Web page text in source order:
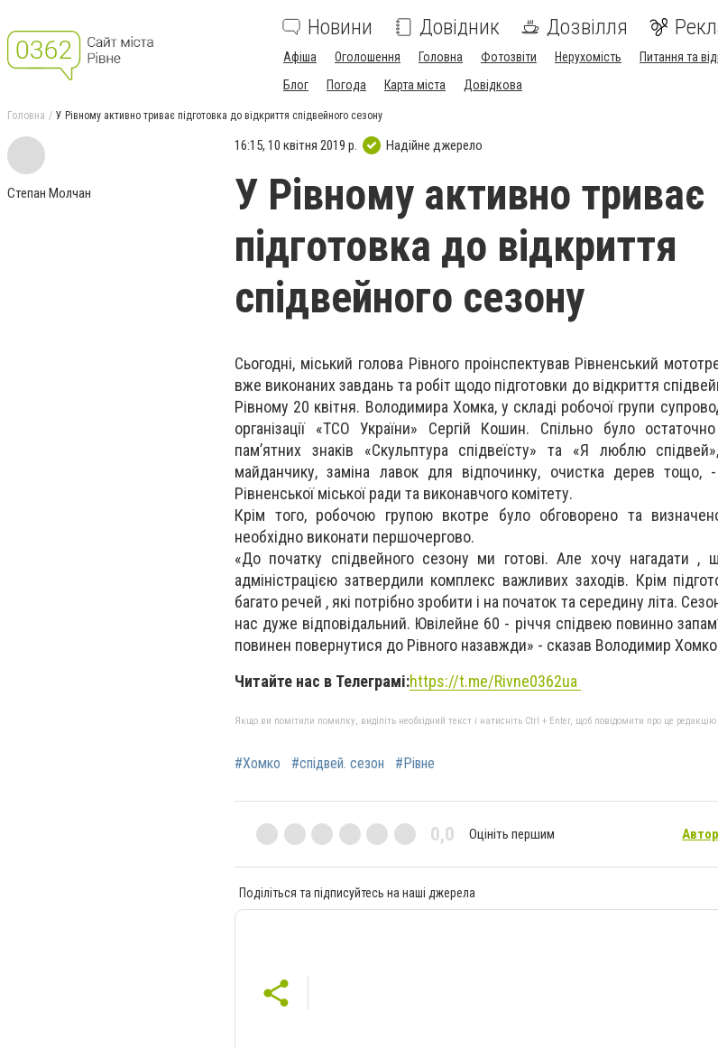
Новини Довідник Дозвілля
Афіша Оголошення Головна Фотозвіти Нерухомість Питання та
Блог
Погода Карта міста Довідкова
Головна У Рівному активно триває підготовка до відкриття спідвейного сезону
Степан Молчан
16:15, 10 квітня 2019 р. Надійне джерело
У Рівному активно триває
підготовка до відкриття
спідвейного сезону
Сьогодні, міський голова Рівного проінспектував Рівненський
вже виконаних завдань та робіт щодо підготовки до відкриття
Рівному 20 квітня. Володимира Хомка, у складі робочої групи
організації «ТСО України» Сергій Кошин. Спільно було
пам’ятних знаків «Скульптура спідвеїсту» та «Я люблю спідвей»,
майданчику, заміна лавок для відпочинку, очистка дерев тощо,
Рівненської міської ради та виконавчого комітету.
Крім того, робочою групою вкотре було обговорено та
необхідно виконати першочергово.
«До початку спідвейного сезону ми готові. Але хочу нагадати ,
адміністрацією затвердили комплекс важливих заходів. Крім
багато речей , які потрібно зробити і на початок та середину літа.
нас дуже відповідальний. Ювілейне 60 - річчя спідвею повинно
повинен повернутися до Рівного назавжди» - сказав Володимир
Читайте нас в Телеграмі:https://t.me/Rivne0362ua
Якщо ви помітили помилку, виділіть необхідний текст і натисніть Ctrl + Enter, щоб повідомити про це редакцію
#Хомко #спідвей. сезон #Рівне
0,0 Оцініть першим
Поділіться та підписуйтесь на наші джерела